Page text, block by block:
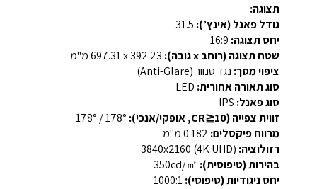
תצוגה:
גודל פאנל (אינץ’):
יחס תצוגה:
שטח תצוגה (רוחב x גובה):
ציפוי מסך: נגד סנוור (Anti-Glare)
סוג תאורה אחורית:
סוג פאנל:
זווית צפייה (CR≧10, אופקי/אנכי):
מרווח פיקסלים:
רזולוציה:
בהירות (טיפוסית):
יחס ניגודיות (טיפוסי):